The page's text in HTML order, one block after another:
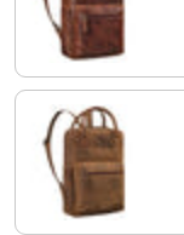
salerno - braun
bergamo - braun